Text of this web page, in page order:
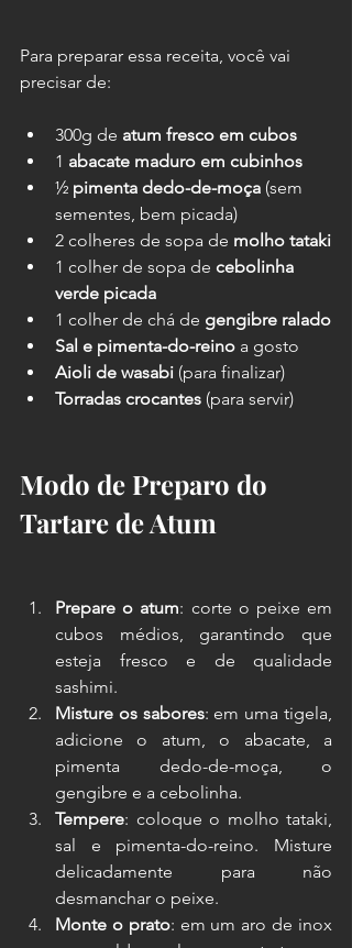
Para preparar essa receita, você vai
precisar de:
300g de atum fresco em cubos
1 abacate maduro em cubinhos
½ pimenta dedo-de-moça (sem
sementes, bem picada)
2 colheres de sopa de molho tataki
1 colher de sopa de cebolinha
verde picada
1 colher de chá de gengibre ralado
Sal e pimenta-do-reino a gosto
Aioli de wasabi (para finalizar)
Torradas crocantes (para servir)
Modo de Preparo do
Tartare de Atum
Prepare o atum: corte o peixe em
cubos médios, garantindo que
esteja fresco e de qualidade
sashimi.
Misture os sabores: em uma tigela,
adicione o atum, o abacate, a
pimenta dedo-de-moça, o
gengibre e a cebolinha.
Tempere: coloque o molho tataki,
sal e pimenta-do-reino. Misture
delicadamente para não
desmanchar o peixe.
Monte o prato: em um aro de inox